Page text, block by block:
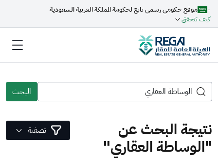
-
موقع حكومي رسمي تابع لحكومة المملكة العربية السعودية
كيف تتحقق
البحث
نتيجة البحث عن
"الوساطة العقاري"
تصفية